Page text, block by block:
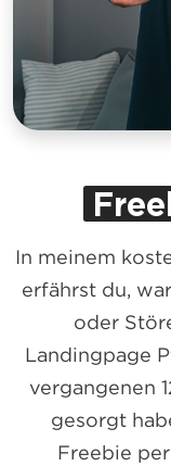
In meinem
erfährst du,
oder
Landingpage
vergangenen
gesorgt
Freebie